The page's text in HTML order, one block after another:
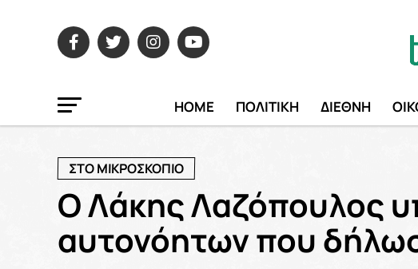
HOME ΠΟΛΙΤΙΚΗ ΔΙΕΘΝΗ
ΣΤΟ ΜΙΚΡΟΣΚΟΠΙΟ
Ο Λάκης Λαζόπουλος
αυτονόητων που